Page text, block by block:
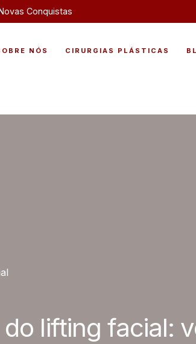
Conquistas
NÓS CIRURGIAS PLÁSTICAS
lifting facial: